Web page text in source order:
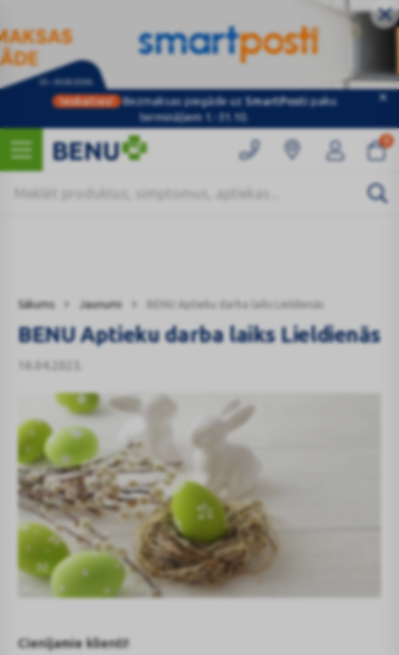
Ieskaties! Bezmaksas piegāde uz SmartPostipaku
termināļiem 1.-31.10.
0
Sākums Jaunumi BENU Aptieku darba laiks Lieldienās
Kategorijas
BENU Aptieku darba laiks Lieldienās
16.04.2025.
Cienījamie klienti!